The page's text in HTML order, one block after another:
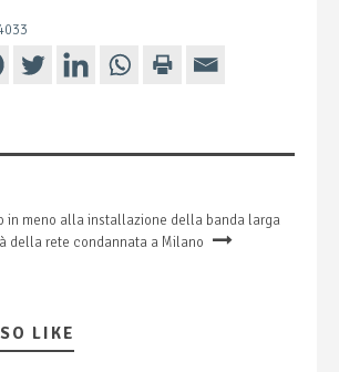
in meno alla installazione della banda larga
della rete condannata a Milano
LIKE